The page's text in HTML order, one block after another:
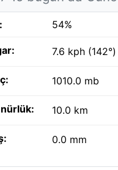
54%
7.6 kph (142°)
1010.0 mb
10.0 km
0.0 mm